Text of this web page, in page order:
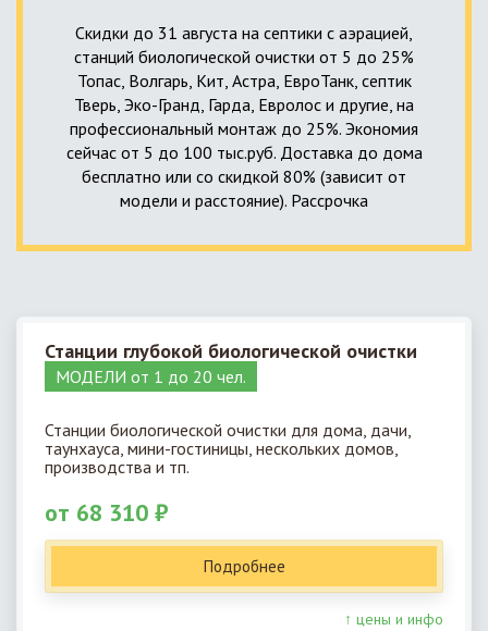
Скидки до 31 августа на септики с аэрацией,
станций биологической очистки от 5 до 25%
Топас, Волгарь, Кит, Астра, ЕвроТанк, септик
Тверь, Эко-Гранд, Гарда, Евролос и другие, на
профессиональный монтаж до 25%. Экономия
сейчас от 5 до 100 тыс.руб. Доставка до дома
бесплатно или со скидкой 80% (зависит от
модели и расстояние). Рассрочка
Станции глубокой биологической очистки
МОДЕЛИ от 1 до 20 чел.
Станции биологической очистки для дома, дачи,
таунхауса, мини-гостиницы, нескольких домов,
производства и тп.
от 68 310 ₽
Подробнее
↑ цены и инфо